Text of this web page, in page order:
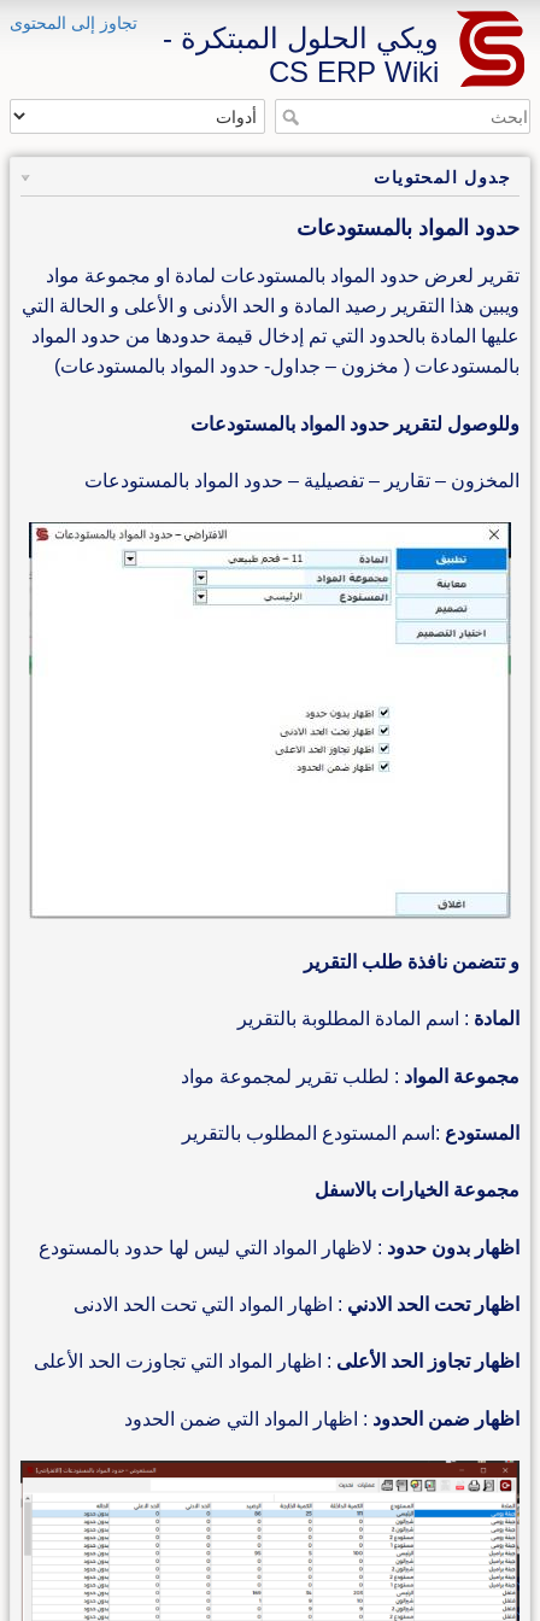
تجاوز إلى المحتوى
ويكي الحلول المبتكرة -
CS ERP Wiki
جدول المحتويات
حدود المواد بالمستودعات
تقرير لعرض حدود المواد بالمستودعات لمادة او مجموعة مواد
ويبين هذا التقرير رصيد المادة و الحد الأدنى و الأعلى و الحالة التي
عليها المادة بالحدود التي تم إدخال قيمة حدودها من حدود المواد
بالمستودعات ( مخزون – جداول- حدود المواد بالمستودعات)
وللوصول لتقرير حدود المواد بالمستودعات
المخزون – تقارير – تفصيلية – حدود المواد بالمستودعات
و تتضمن نافذة طلب التقرير
المادة : اسم المادة المطلوبة بالتقرير
مجموعة المواد : لطلب تقرير لمجموعة مواد
المستودع :اسم المستودع المطلوب بالتقرير
مجموعة الخيارات بالاسفل
اظهار بدون حدود : لاظهار المواد التي ليس لها حدود بالمستودع
اظهار تحت الحد الادني : اظهار المواد التي تحت الحد الادنى
اظهار تجاوز الحد الأعلى : اظهار المواد التي تجاوزت الحد الأعلى
اظهار ضمن الحدود : اظهار المواد التي ضمن الحدود